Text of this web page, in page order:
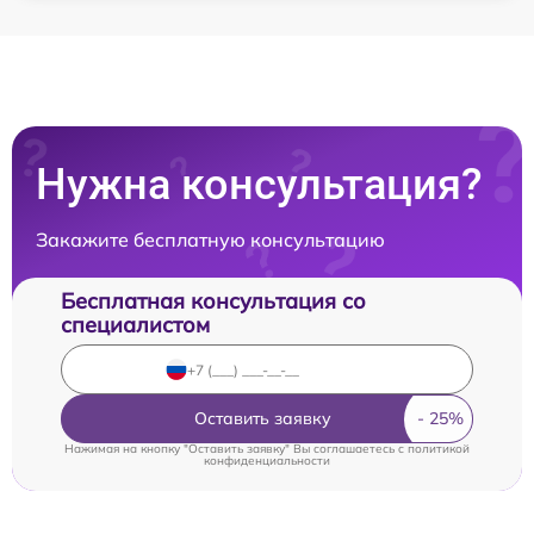
Нужна консультация?
Закажите бесплатную консультацию
Бесплатная консультация со
специалистом
Оставить заявку
Нажимая на кнопку "Оставить заявку" Вы соглашаетесь cполитикой
конфиденциальности